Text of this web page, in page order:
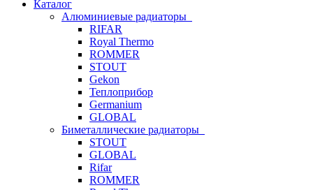
Каталог
Алюминиевые радиаторы
RIFAR
Royal Thermo
ROMMER
STOUT
Gekon
Теплоприбор
Germanium
GLOBAL
Биметаллические радиаторы
STOUT
GLOBAL
Rifar
ROMMER